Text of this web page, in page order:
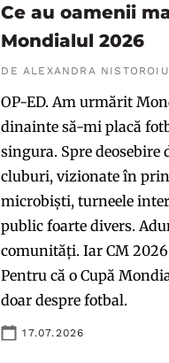
Ce au oamenii
Mondialul 2026
DE ALEXANDRA NISTOROIU
OP-ED. Am urmărit
dinainte să-mi placă
singura. Spre deosebire
cluburi, vizionate în
microbiști, turneele
public foarte divers.
comunități. Iar CM
Pentru că o Cupă
doar despre fotbal.
17.07.2026